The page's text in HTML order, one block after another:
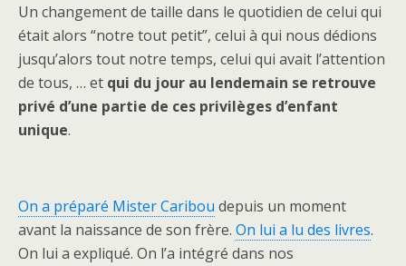
Un changement de taille dans le quotidien de celui qui
était alors “notre tout petit”, celui à qui nous dédions
jusqu’alors tout notre temps, celui qui avait l’attention
de tous, … et qui du jour au lendemain se retrouve
privé d’une partie de ces privilèges d’enfant
unique.
On a préparé Mister Caribou depuis un moment
avant la naissance de son frère. On lui a lu des livres.
On lui a expliqué. On l’a intégré dans nos